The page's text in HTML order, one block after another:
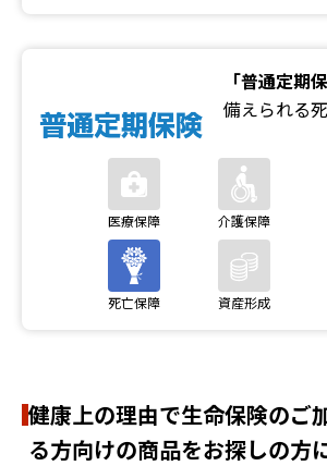
「普通定期
備えられる
健康上の理由で生命保険のご
る方向けの商品をお探しの方